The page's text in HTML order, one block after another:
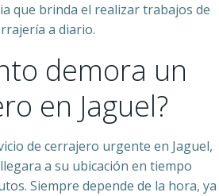
que brinda el realizar trabajos de
a diario.
demora un
en Jaguel?
de cerrajero urgente en Jaguel,
a su ubicación en tiempo
Siempre depende de la hora, ya